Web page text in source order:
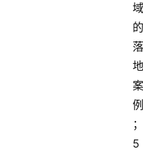
域
的
落
地
案
例
；
5